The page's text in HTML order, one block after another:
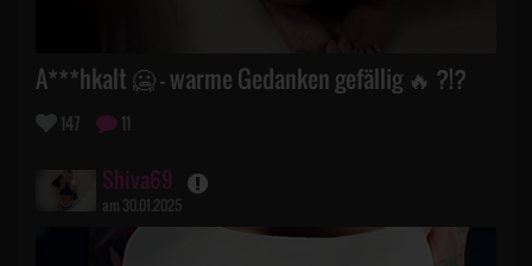
A***hkalt 🥶 - warme Gedanken gefällig 🔥 ?!?
147 11
Shiva69
am 30.01.2025